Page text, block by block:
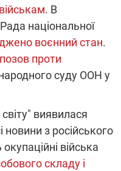
. В
національної
воєнний стан.
проти
суду ООН у
виявилася
з російського
війська
складу і